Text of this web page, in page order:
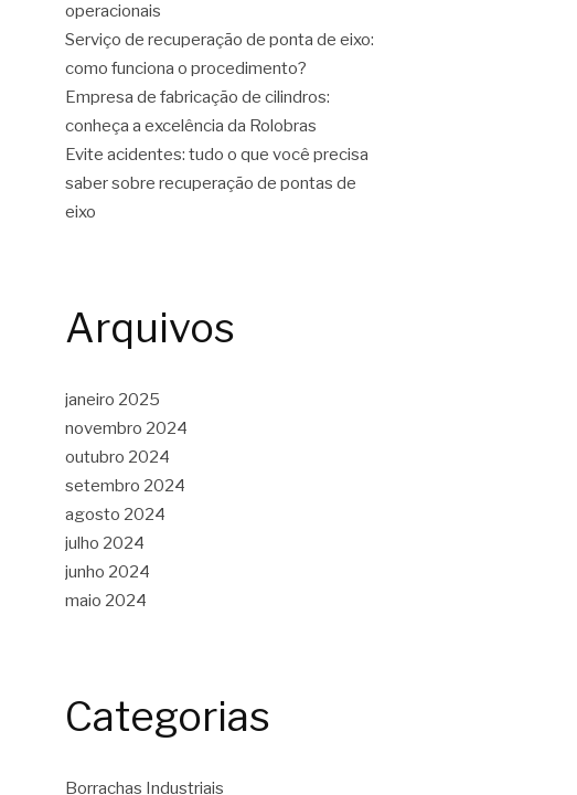
operacionais
Serviço de recuperação de ponta de eixo:
como funciona o procedimento?
Empresa de fabricação de cilindros:
conheça a excelência da Rolobras
Evite acidentes: tudo o que você precisa
saber sobre recuperação de pontas de
eixo
Arquivos
janeiro 2025
novembro 2024
outubro 2024
setembro 2024
agosto 2024
julho 2024
junho 2024
maio 2024
Categorias
Borrachas Industriais